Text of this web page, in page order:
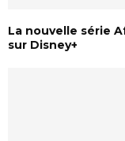
La nouvelle série
sur Disney+